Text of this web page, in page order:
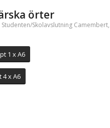
örter
Studenten/Skolavslutning Camembert,
1 x A6
x A6